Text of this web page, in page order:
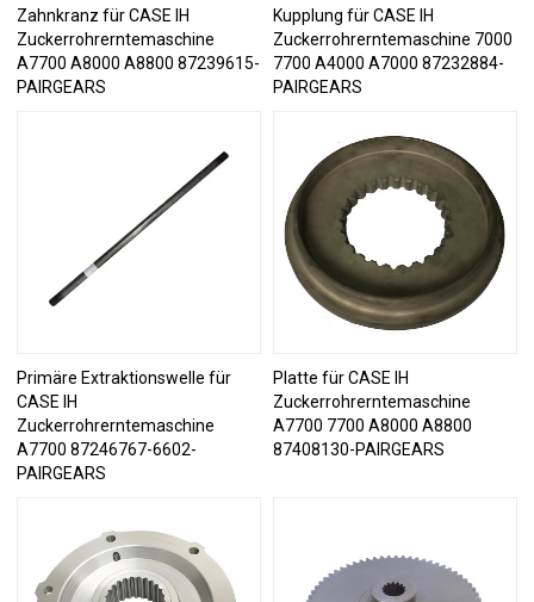
Zahnkranz für CASE IH
Zuckerrohrerntemaschine
A7700 A8000 A8800 87239615-
PAIRGEARS
Kupplung für CASE IH
Zuckerrohrerntemaschine 7000
7700 A4000 A7000 87232884-
PAIRGEARS
Primäre Extraktionswelle für
CASE IH
Zuckerrohrerntemaschine
A7700 87246767-6602-
PAIRGEARS
Platte für CASE IH
Zuckerrohrerntemaschine
A7700 7700 A8000 A8800
87408130-PAIRGEARS